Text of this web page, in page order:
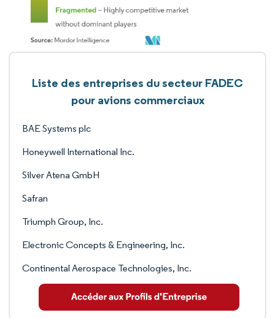
Liste des entreprises du secteur FADEC
pour avions commerciaux
BAE Systems plc
Honeywell International Inc.
Silver Atena GmbH
Safran
Triumph Group, Inc.
Electronic Concepts & Engineering, Inc.
Continental Aerospace Technologies, Inc.